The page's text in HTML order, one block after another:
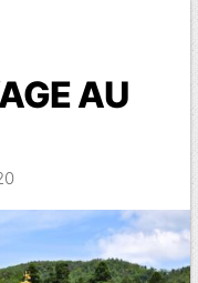
AU